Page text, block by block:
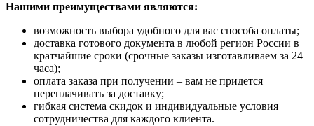
Нашими преимуществами являются:
возможность выбора удобного для вас способа оплаты;
доставка готового документа в любой регион России в
кратчайшие сроки (срочные заказы изготавливаем за 24
часа);
оплата заказа при получении – вам не придется
переплачивать за доставку;
гибкая система скидок и индивидуальные условия
сотрудничества для каждого клиента.